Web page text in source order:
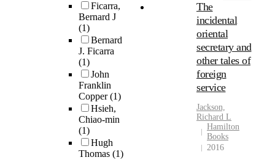
Ficarra,
Bernard J
(1)
Bernard
J. Ficarra
(1)
John
Franklin
Copper(1)
Hsieh,
Chiao-min
(1)
Hugh
Thomas (1)
The
incidental
oriental
secretary and
other tales of
foreign
service
Jackson,
Richard L
Hamilton
Books
2016